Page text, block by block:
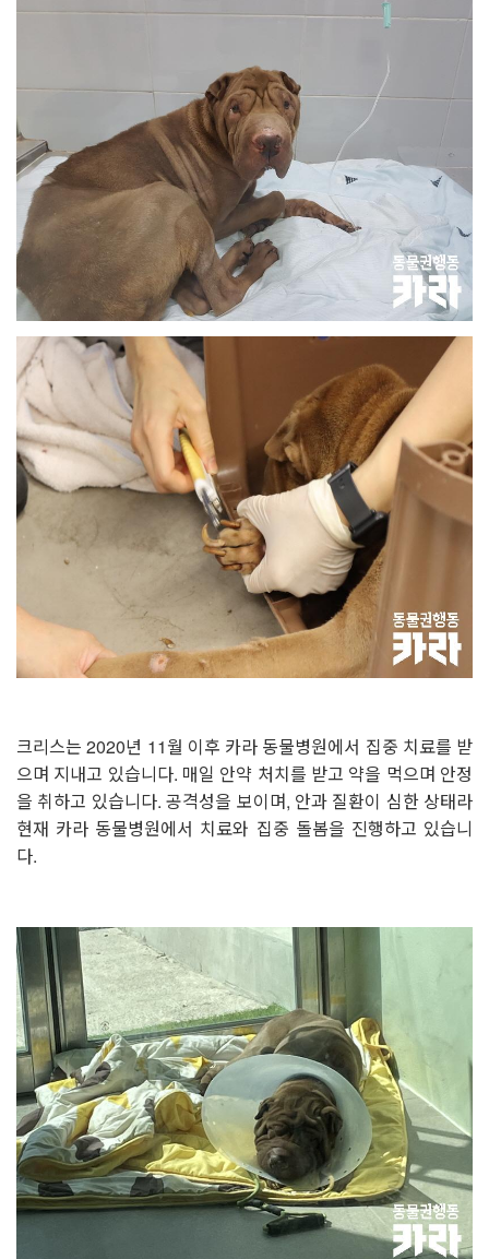
크리스는 2020년 11월 이후 카라 동물병원에서 집중 치료를 받
으며 지내고 있습니다. 매일 안약 처치를 받고 약을 먹으며 안정
을 취하고 있습니다. 공격성을 보이며, 안과 질환이 심한 상태라
현재 카라 동물병원에서 치료와 집중 돌봄을 진행하고 있습니
다.